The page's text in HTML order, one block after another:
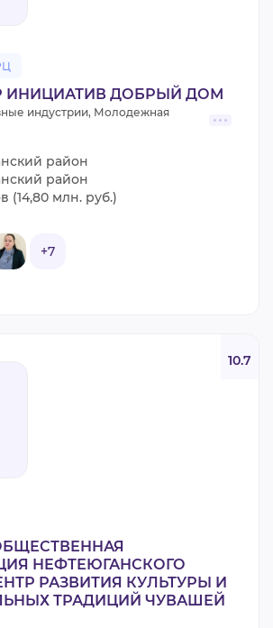
ИНИЦИАТИВ ДОБРЫЙ ДОМ
индустрии, Молодежная
район
район
(14,80 млн. руб.)
+7
10.7
НЕФТЕЮГАНСКОГО
РАЗВИТИЯ КУЛЬТУРЫ И
ТРАДИЦИЙ ЧУВАШЕЙ